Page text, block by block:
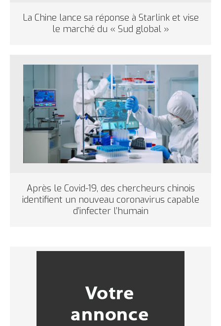
La Chine lance sa réponse à Starlink et vise
le marché du « Sud global »
Après le Covid-19, des chercheurs chinois
identifient un nouveau coronavirus capable
d’infecter l’humain